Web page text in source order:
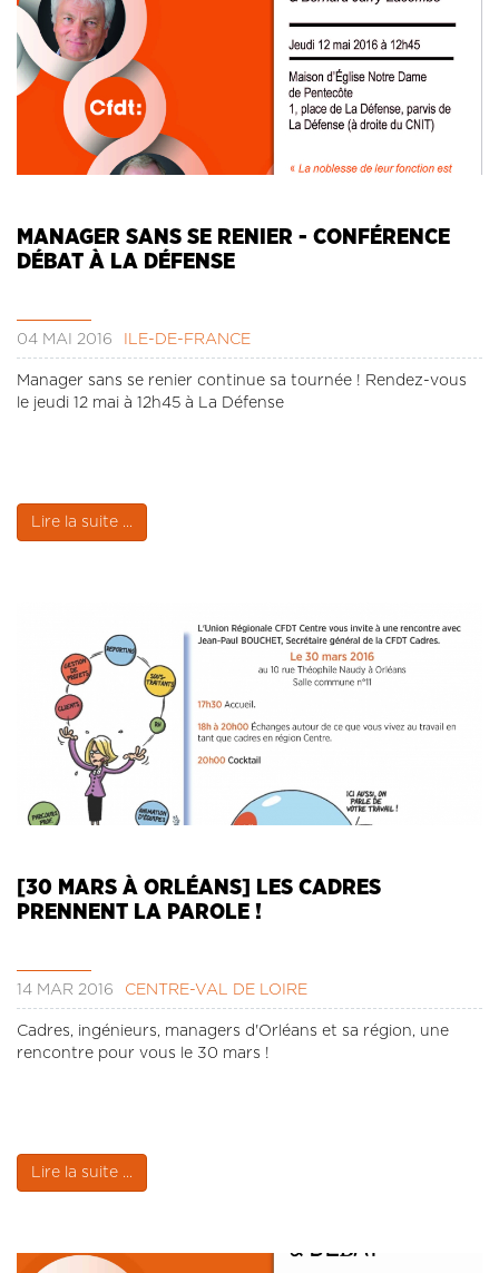
MANAGER SANS SE RENIER - CONFÉRENCE
DÉBAT À LA DÉFENSE
04 MAI 2016 ÎLE-DE-FRANCE
Manager sans se renier continue sa tournée ! Rendez-vous
le jeudi 12 mai à 12h45 à La Défense
Lire la suite ...
[30 MARS À ORLÉANS] LES CADRES
PRENNENT LA PAROLE !
14 MAR 2016 CENTRE-VAL DE LOIRE
Cadres, ingénieurs, managers d'Orléans et sa région, une
rencontre pour vous le 30 mars !
Lire la suite ...